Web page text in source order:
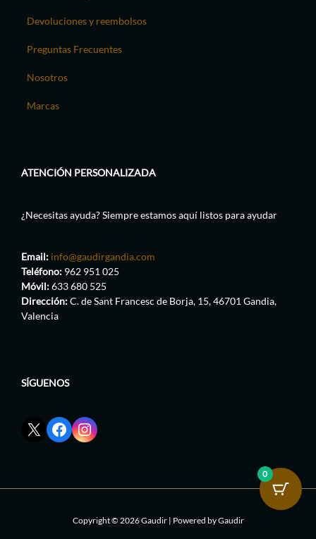
Devoluciones y reembolsos
Preguntas Frecuentes
Nosotros
Marcas
ATENCIÓN PERSONALIZADA
¿Necesitas ayuda? Siempre estamos aquí listos para ayudar
Email: info@gaudirgandia.com
Teléfono: 962 951 025
Móvil:633 680 525
Dirección:C. de Sant Francesc de Borja, 15, 46701 Gandia,
Valencia
SÍGUENOS
Enlace
red
Enlace
de
Enlace
Copyright © 2026 Gaudir | Powered by Gaudir
0